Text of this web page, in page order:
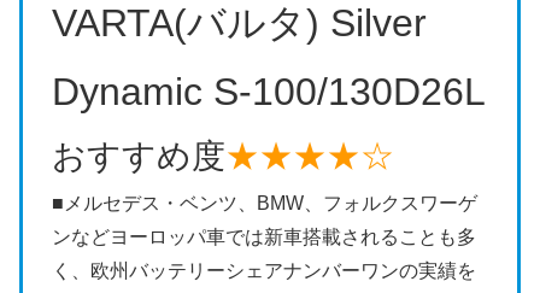
VARTA(バルタ) Silver
Dynamic S-100/130D26L
おすすめ度★★★★☆
■メルセデス・ベンツ、BMW、フォルクスワーゲ
ンなどヨーロッパ車では新車搭載されることも多
く、欧州バッテリーシェアナンバーワンの実績を